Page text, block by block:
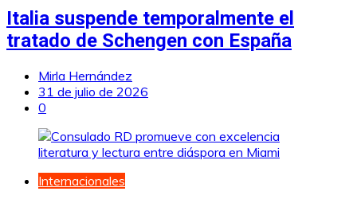
Italia suspende temporalmente el
tratado de Schengen con España
Mirla Hernández
31 de julio de 2026
0
Internacionales